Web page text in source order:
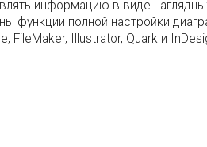
информацию в виде
функции полной настройки
FileMaker, Illustrator, Quark и